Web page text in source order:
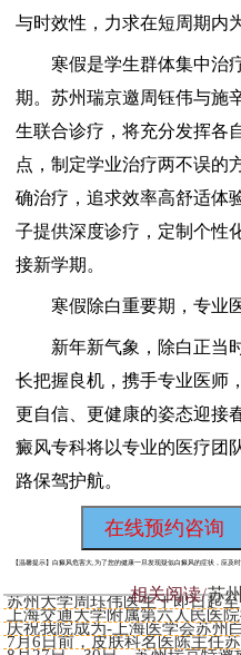
与时效性，力求在短周期内
寒假是学生群体集中治疗
期。苏州瑞京邀周钰伟与施
生联合诊疗，将充分发挥各
点，制定学业治疗两不误的
确治疗，追求效率高舒适体
子提供深度诊疗，定制个性
接新学期。
寒假除白重要期，专业
新年新气象，除白正当时
长把握良机，携手专业医师
更自信、更健康的姿态迎接
癜风专科将以专业的医疗团
路保驾护航。
在线预约咨询
【温馨提示】白癜风危害大,为了您的健康一旦发现疑似白癜风的症状，应及
相关阅读 苏
上海交通大学附属第六人民医
庆祝我院成为-上海医学会苏州
7月6日前，皮肤科名医陈主任